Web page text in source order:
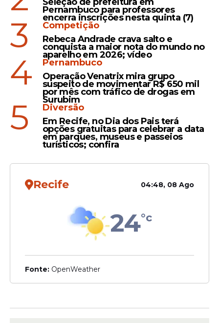
Em tese,uma trégua anterior já vigorava
desde 17 de abril, mas vinha sendo
sistematicamente desrespeitada por
ambas as partes. Desde o início do conflito
em março, as investidas israelenses já
deixaram mais de 3,5 mil mortos e um
milhão de deslocados no Líbano. Uma nova
rodada de negociações em Washington
está prevista para o final de junho, mas o
cenário atual permanece sob forte tensão.
Pernambuco para professores
encerra inscrições nesta quinta (7)
3
Competição
Rebeca Andrade crava salto e
conquista a maior nota do mundo no
aparelho em 2026; vídeo
4
Pernambuco
Operação Venatrix mira grupo
suspeito de movimentar R$ 650 mil
por mês com tráfico de drogas em
Surubim
5
Diversão
Em Recife, no Dia dos Pais terá
opções gratuitas para celebrar a data
em parques, museus e passeios
turísticos; confira
Recife 04:48, 08 Ago
24°c
Fonte: OpenWeather